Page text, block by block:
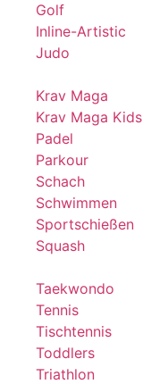
Golf
Inline-Artistic
Judo
Krav Maga
Krav Maga Kids
Padel
Parkour
Schach
Schwimmen
Sportschießen
Squash
Taekwondo
Tennis
Tischtennis
Toddlers
Triathlon